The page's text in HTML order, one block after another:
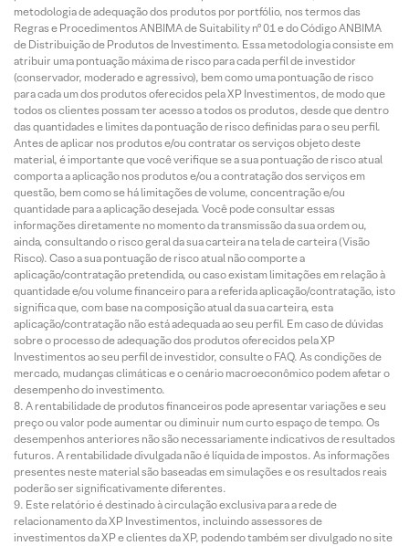
metodologia de adequação dos produtos por portfólio, nos termos das
Regras e Procedimentos ANBIMA de Suitability nº 01 e do Código ANBIMA
de Distribuição de Produtos de Investimento. Essa metodologia consiste em
atribuir uma pontuação máxima de risco para cada perfil de investidor
(conservador, moderado e agressivo), bem como uma pontuação de risco
para cada um dos produtos oferecidos pela XP Investimentos, de modo que
todos os clientes possam ter acesso a todos os produtos, desde que dentro
das quantidades e limites da pontuação de risco definidas para o seu perfil.
Antes de aplicar nos produtos e/ou contratar os serviços objeto deste
material, é importante que você verifique se a sua pontuação de risco atual
comporta a aplicação nos produtos e/ou a contratação dos serviços em
questão, bem como se há limitações de volume, concentração e/ou
quantidade para a aplicação desejada. Você pode consultar essas
informações diretamente no momento da transmissão da sua ordem ou,
ainda, consultando o risco geral da sua carteira na tela de carteira (Visão
Risco). Caso a sua pontuação de risco atual não comporte a
aplicação/contratação pretendida, ou caso existam limitações em relação à
quantidade e/ou volume financeiro para a referida aplicação/contratação, isto
significa que, com base na composição atual da sua carteira, esta
aplicação/contratação não está adequada ao seu perfil. Em caso de dúvidas
sobre o processo de adequação dos produtos oferecidos pela XP
Investimentos ao seu perfil de investidor, consulte o FAQ. As condições de
mercado, mudanças climáticas e o cenário macroeconômico podem afetar o
desempenho do investimento.
A rentabilidade de produtos financeiros pode apresentar variações e seu
preço ou valor pode aumentar ou diminuir num curto espaço de tempo. Os
desempenhos anteriores não são necessariamente indicativos de resultados
futuros. A rentabilidade divulgada não é líquida de impostos. As informações
presentes neste material são baseadas em simulações e os resultados reais
poderão ser significativamente diferentes.
Este relatório é destinado à circulação exclusiva para a rede de
relacionamento da XP Investimentos, incluindo assessores de
investimentos da XP e clientes da XP, podendo também ser divulgado no site